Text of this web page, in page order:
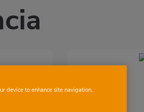
device to enhance site navigation,